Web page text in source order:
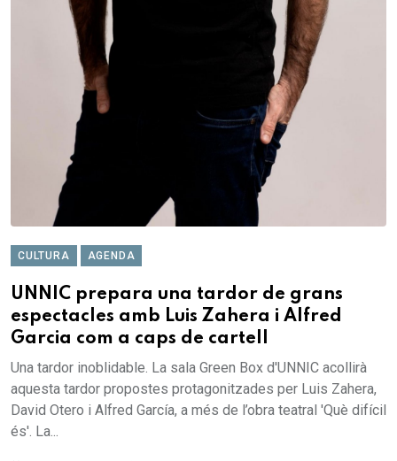
CULTURA AGENDA
UNNIC prepara una tardor de grans
espectacles amb Luis Zahera i Alfred
Garcia com a caps de cartell
Una tardor inoblidable. La sala Green Box d'UNNIC acollirà
aquesta tardor propostes protagonitzades per Luis Zahera,
David Otero i Alfred García, a més de l’obra teatral 'Què difícil
és'. La...